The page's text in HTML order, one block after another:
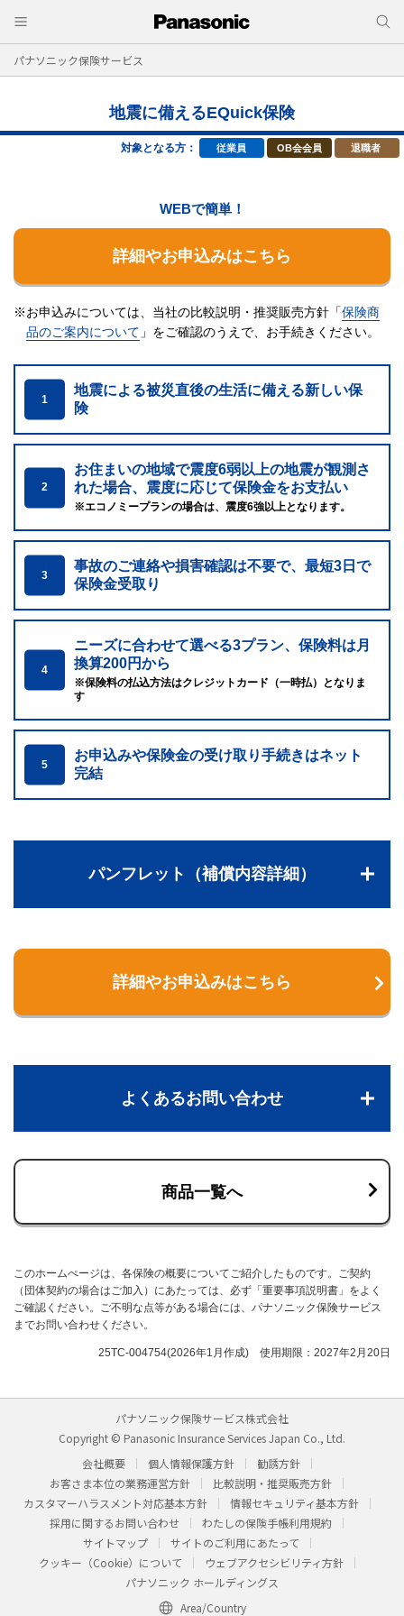
パナソニック保険サービス
地震に備えるEQuick保険
対象となる方： 従業員 OB会会員 退職者
WEBで簡単！
詳細やお申込みはこちら
※お申込みについては、当社の比較説明・推奨販売方針「保険商
品のご案内について 」をご確認のうえで、 お手続きください。
1
地震による被災直後の生活に備える新しい保
険
2
お住まいの地域で震度6弱以上の地震が観測さ
れた場合、震度に応じて保険金をお支払い
※エコノミープランの場合は、震度6強以上となります。
3
事故のご連絡や損害確認は不要で、最短3日で
保険金受取り
4
ニーズに合わせて選べる3プラン、保険料は月
換算200円から
※保険料の払込方法はクレジットカード（一時払）となりま
す
5
お申込みや保険金の受け取り手続きはネット
完結
パンフレット（補償内容詳細）
詳細やお申込みはこちら
よくあるお問い合わせ
商品一覧へ
このホームぺージは、各保険の概要についてご紹介したものです。ご契約
（団体契約の場合はご加入）にあたっては、必ず「重要事項説明書」をよく
ご確認ください。ご不明な点等がある場合には、パナソニック保険サービス
までお問い合わせください。
25TC-004754(2026年1月作成) 使用期限：2027年2月20日
パナソニック保険サービス株式会社
Copyright © Panasonic Insurance Services Japan Co., Ltd.
会社概要
個人情報保護方針
勧誘方針
お客さま本位の業務運営方針
比較説明・推奨販売方針
カスタマーハラスメント対応基本方針
情報セキュリティ基本方針
採用に関するお問い合わせ
わたしの保険手帳利用規約
サイトマップ
サイトのご利用にあたって
クッキー（Cookie）について
ウェブアクセシビリティ方針
パナソニック ホールディングス
Area/Country